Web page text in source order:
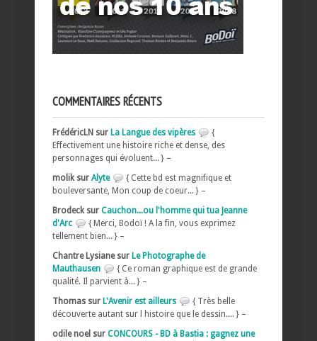
COMMENTAIRES RÉCENTS
FrédéricLN sur La Langue des vipères
{
Effectivement une histoire riche et dense, des
personnages qui évoluent... } –
molik sur Alyte
{ Cette bd est magnifique et
bouleversante, Mon coup de coeur... } –
Brodeck sur Cauchon...ou l'homme qui tua Jeanne
d'Arc
{ Merci, Bodoï ! A la fin, vous exprimez
tellement bien... } –
Chantre Lysiane sur Le Photographe de
Mauthausen
{ Ce roman graphique est de grande
qualité. Il parvient à... } –
Thomas sur L'Avenir est ailleurs
{ Très belle
découverte autant sur l histoire que le dessin.... } –
odile noel sur CONCOURS - BD à Bastia : gagnez une